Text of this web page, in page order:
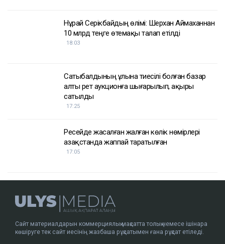
Нұрай Серікбайдың өлімі: Шерхан Аймаханнан
10 млрд теңге өтемақы талап етілді
18:03
Сатыбалдының ұлына тиесілі болған базар
алты рет аукционға шығарылып, ақыры
сатылды
17:25
Ресейде жасалған жалған көлік нөмірлері
Қазақстанда жаппай таратылған
17:05
Сайт материалдарын коммерциялық мақсатта толық немесе ішінара
көшіруге тек сайт иесінің жазбаша рұқсатымен ғана рұқсат етіледі.